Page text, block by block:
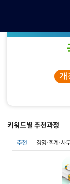
키워드별 추천과정
추천 경영·회계·사무